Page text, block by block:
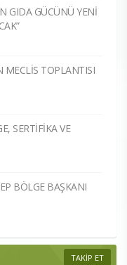
GIDA GÜCÜNÜ YENİ
MECLİS TOPLANTISI
SERTİFİKA VE
BÖLGE BAŞKANI
TAKİP ET